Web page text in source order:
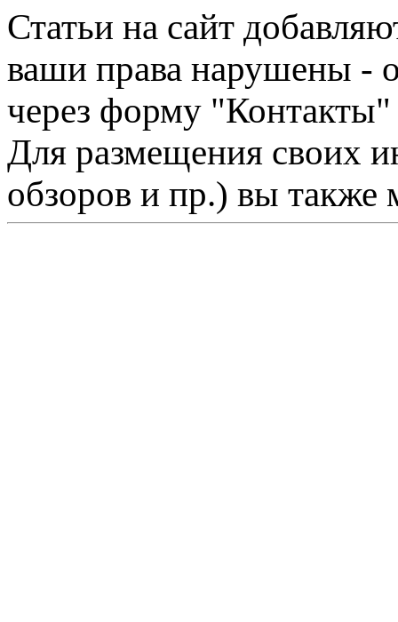
Статьи на сайт
ваши права нарушены -
через форму "Контакты"
Для размещения своих
обзоров и пр.) вы также